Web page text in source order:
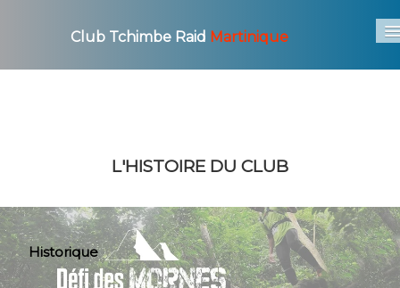
Club Tchimbe Raid Martinique
Les Courses ▼
Actu
Archives▼
L'HISTOIRE DU CLUB
Historique